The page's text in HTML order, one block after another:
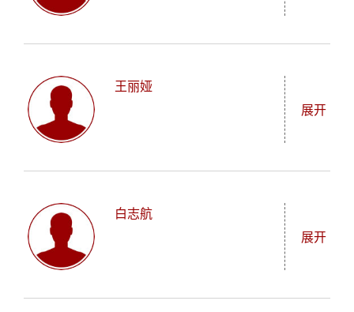
写。她也是一位屡获殊荣的多媒体艺术家和摄影师，
国传统饮食哲学推向世界舞台。
与多项中美两国的学术与文化交流项目。她的研究源
与接受。在燕京学堂，她的专业方向是历史与考古，
她将通过融合历史、哲学与文化研究的跨学科方法，
深度探讨1942年至1968年间毛泽东思想演变的文化历
"/_mediafile/asc/20260611140345/student/image/"
程师。获马斯特里赫特大学与联合国大学马斯特里赫
特高新技术经济及社会研究所公共政策与人类发展双
理学士学位，担任研究所学生联合会DEMOS（博士生
工作，负责监测优化安全关键系统，在职期间获得通
用管理MBA和营销传播硕士学位。后与他人联合成立
了创业企业，主营通过无人机辅助的控制烧除减轻山
"/_mediafile/asc/20260611140345/student/image/"
王丽娅
展开
士学位，同时获得北京对外经济贸易大学国际投资硕
士学位。她精通法语、英语和中文，独特地融合经
济、法律与艺术眼光。她创办人才经纪公司Bind
"/_mediafile/asc/20190426175523/student/image/
白志航
展开